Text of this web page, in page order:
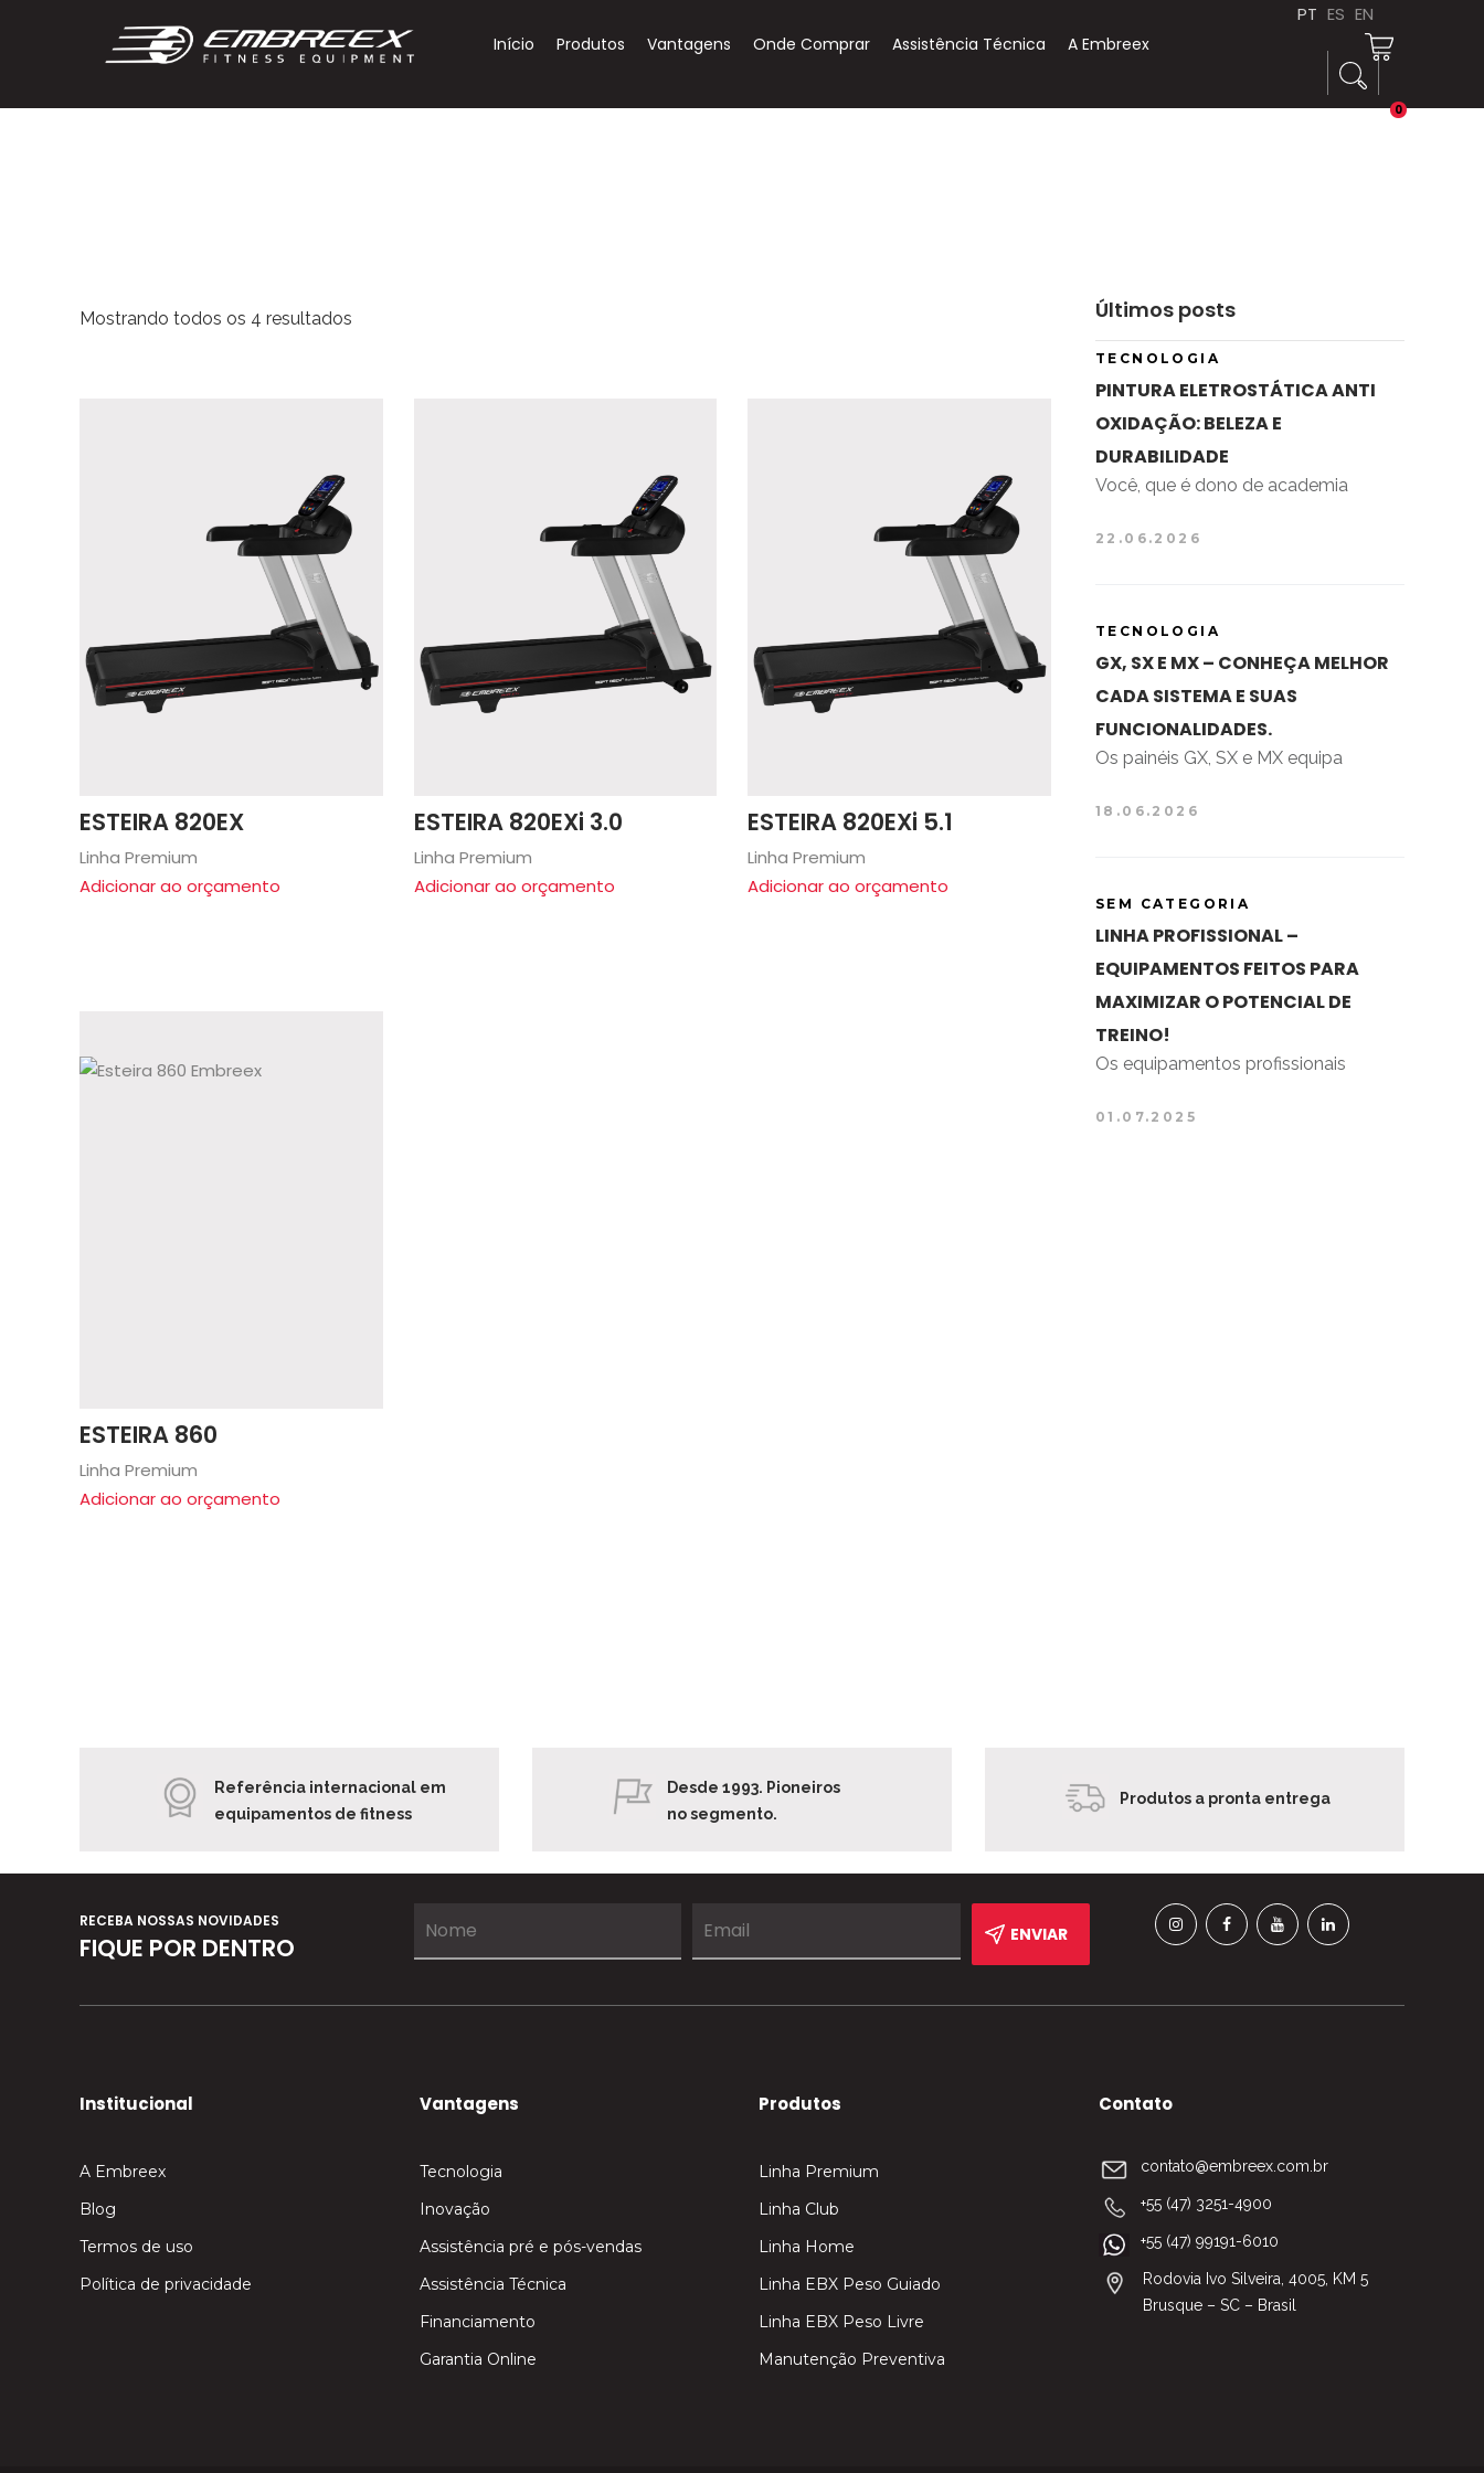
Início Produtos Vantagens Onde Comprar Assistência Técnica A Embreex
PT ES EN
0
Mostrando todos os 4 resultados
ESTEIRA 820EX
Linha Premium
Adicionar ao orçamento
ESTEIRA 820EXi 3.0
Linha Premium
Adicionar ao orçamento
ESTEIRA 820EXi 5.1
Linha Premium
Adicionar ao orçamento
ESTEIRA 860
Linha Premium
Adicionar ao orçamento
Últimos posts
TECNOLOGIA
PINTURA ELETROSTÁTICA ANTI
OXIDAÇÃO: BELEZA E
DURABILIDADE
Você, que é dono de academia
22.06.2026
TECNOLOGIA
GX, SX E MX – CONHEÇA MELHOR
CADA SISTEMA E SUAS
FUNCIONALIDADES.
Os painéis GX, SX e MX equipa
18.06.2026
SEM CATEGORIA
LINHA PROFISSIONAL –
EQUIPAMENTOS FEITOS PARA
MAXIMIZAR O POTENCIAL DE
TREINO!
Os equipamentos profissionais
01.07.2025
Referência internacional em
equipamentos de fitness
Desde 1993. Pioneiros
no segmento.
Produtos a pronta entrega
RECEBA NOSSAS NOVIDADES
FIQUE POR DENTRO
Institucional
A Embreex
Blog
Termos de uso
Política de privacidade
Vantagens
Tecnologia
Inovação
Assistência pré e pós-vendas
Assistência Técnica
Financiamento
Garantia Online
Produtos
Linha Premium
Linha Club
Linha Home
Linha EBX Peso Guiado
Linha EBX Peso Livre
Manutenção Preventiva
Contato
contato@embreex.com.br
+55 (47) 3251-4900
+55 (47) 99191-6010
Rodovia Ivo Silveira, 4005, KM 5
Brusque – SC – Brasil